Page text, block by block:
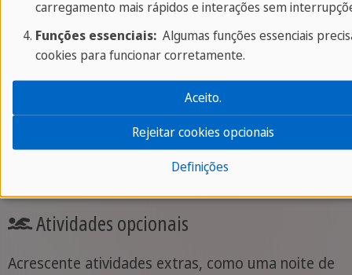
Atividades e excursões incluídas
Durante sua viagem a Nice, há algo para todos,
desde vôlei de praia até uma festa de boas-vindas
e muito mais.
Atividades opcionais
Acrescente atividades extras, como uma noite de
carregamento mais rápidos e interações sem
Funções essenciais:Algumas funções essenciais
cookies para funcionar corretamente.
Definições
Rejeitar cookies opcionais
Aceito.